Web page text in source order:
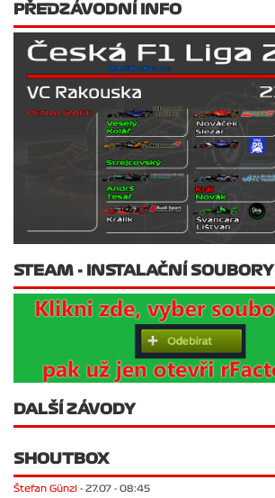
PŘEDZÁVODNÍ INFO
STEAM - INSTALAČNÍ SOUBORY
DALŠÍ ZÁVODY
SHOUTBOX
Štefan Günzl - 27.07 - 08:45